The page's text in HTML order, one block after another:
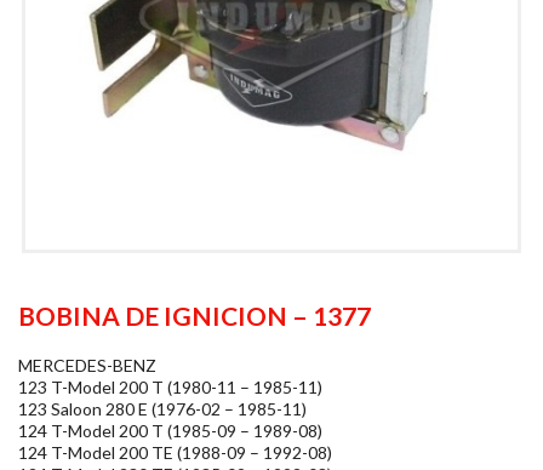
BOBINA DE IGNICION – 1377
MERCEDES-BENZ
123 T-Model 200 T (1980-11 – 1985-11)
123 Saloon 280 E (1976-02 – 1985-11)
124 T-Model 200 T (1985-09 – 1989-08)
124 T-Model 200 TE (1988-09 – 1992-08)